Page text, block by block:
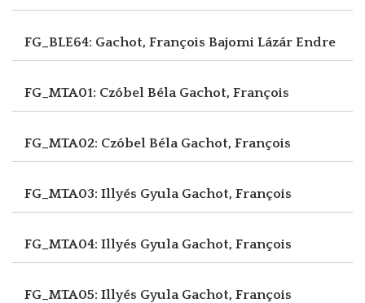
FG_BLE64: Gachot, François Bajomi Lázár Endre
FG_MTA01: Czóbel Béla Gachot, François
FG_MTA02: Czóbel Béla Gachot, François
FG_MTA03: Illyés Gyula Gachot, François
FG_MTA04: Illyés Gyula Gachot, François
FG_MTA05: Illyés Gyula Gachot, François